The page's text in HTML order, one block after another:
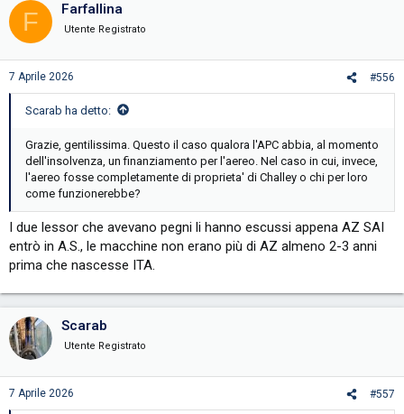
F Farfallina
Utente Registrato
7 Aprile 2026 #556
Scarab ha detto:
Grazie, gentilissima. Questo il caso qualora l'APC abbia, al momento
dell'insolvenza, un finanziamento per l'aereo. Nel caso in cui, invece,
l'aereo fosse completamente di proprieta' di Challey o chi per loro
come funzionerebbe?
I due lessor che avevano pegni li hanno escussi appena AZ SAI
entrò in A.S., le macchine non erano più di AZ almeno 2-3 anni
prima che nascesse ITA.
Scarab
Utente Registrato
7 Aprile 2026 #557